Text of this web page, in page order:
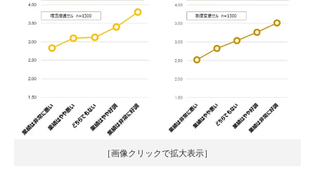
［画像クリックで拡大表示］